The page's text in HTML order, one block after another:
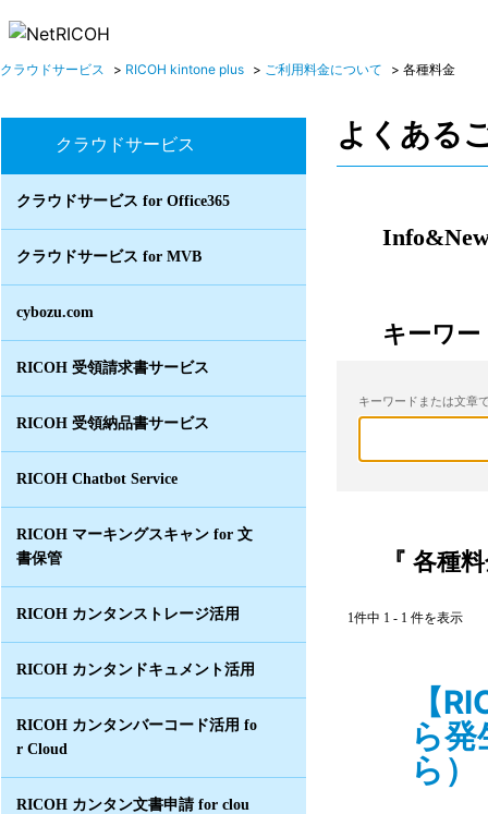
クラウドサービス > RICOH kintone plus > ご利用料金について > 各種料金
クラウドサービス
クラウドサービス for Office365
クラウドサービス for MVB
cybozu.com
RICOH 受領請求書サービス
RICOH 受領納品書サービス
RICOH Chatbot Service
RICOH マーキングスキャン for 文
書保管
RICOH カンタンストレージ活用
RICOH カンタンドキュメント活用
RICOH カンタンバーコード活用 fo
r Cloud
RICOH カンタン文書申請 for clou
よくある
キーワー
キーワードまたは文章
『 各種
1件中 1 - 1 件を表示
【
ら
ら